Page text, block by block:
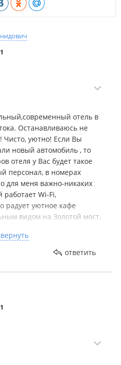
кондиционер, холодильник,
покрытие, телевизор с плоским
вешалка для одежды.
кровать, халат, туалетно-
биде, сейф, кондиционер,
ковровое покрытие,
электрический чайник,
Стоимость проживания,
руб./номер/сутки
4000
4500
с
1
отель в
Останавливаюсь не
уютно! Если Вы
новый автомобиль , то
отеля у Вас будет такое
персонал, в номерах
для меня важно-никаких
работает Wi-Fi,
радует уютное кафе
видом на Золотой мост,
рекомендую!!!
ответить
1